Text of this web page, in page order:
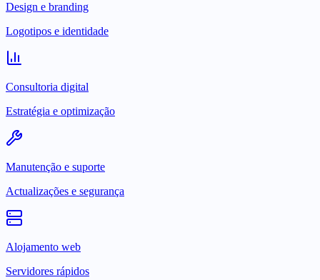
Design e branding
Logotipos e identidade
Consultoria digital
Estratégia e optimização
Manutenção e suporte
Actualizações e segurança
Alojamento web
Servidores rápidos